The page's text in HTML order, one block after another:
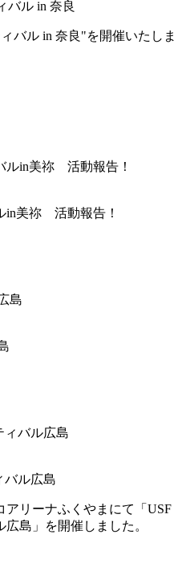
バル in 奈良
バル in 奈良"を開催いたしま
in美祢 活動報告！
バル広島
アリーナふくやまにて「USF
島」を開催しました。